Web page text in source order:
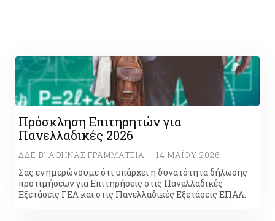
Πρόσκληση Επιτηρητών για
Πανελλαδικές 2026
ΔΔΕ Β' ΑΘΉΝΑΣ ΓΡΑΜΜΑΤΕΊΑ 14 ΜΑΪ́ΟΥ 2026
Σας ενημερώνουμε ότι υπάρχει η δυνατότητα δήλωσης
προτιμήσεων για Επιτηρήσεις στις Πανελλαδικές
Εξετάσεις ΓΕΛ και στις Πανελλαδικές Εξετάσεις ΕΠΑΛ.